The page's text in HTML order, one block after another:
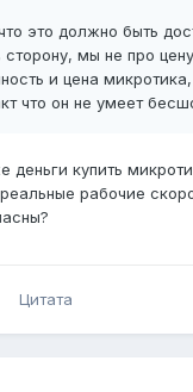
это должно быть
мы не про
и цена
что он не умеет
деньги купить
рабочие
Цитата